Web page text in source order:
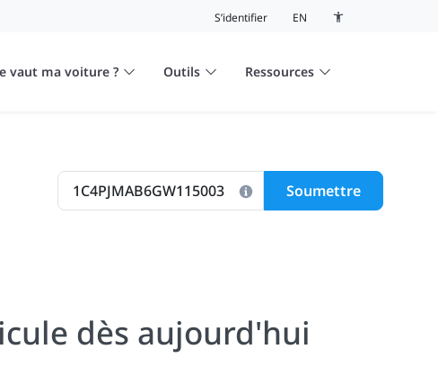
S’identifier
EN
vaut ma voiture ? Outils Ressources
Soumettre
dès aujourd'hui